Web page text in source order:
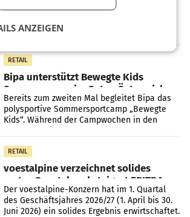
Mehrere Themen beschäftigen derzeit den
die vom neuen ORF-Chef Clemens Pig
Direktionen abgestimmt werden.
RETAIL
Bipa unterstützt Bewegte Kids
Sommercamps im Osten Österreichs
Bereits zum zweiten Mal begleitet Bipa das
polysportive Sommersportcamp „Bewegte
Kids“. Während der Campwochen in den
RETAIL
voestalpine verzeichnet solides
erstes Quartal und steigert EBITDA
Der voestalpine-Konzern hat im 1. Quartal
des Geschäftsjahres 2026/27 (1. April bis 30.
Juni 2026) ein solides Ergebnis erwirtschaftet.
ANZEIGEN